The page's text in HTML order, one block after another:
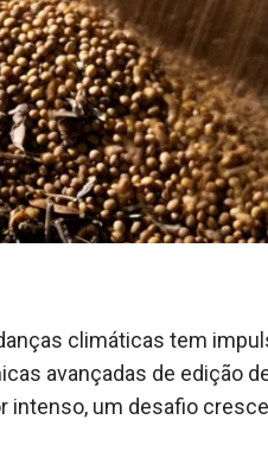
climáticas tem
avançadas de edição
um desafio